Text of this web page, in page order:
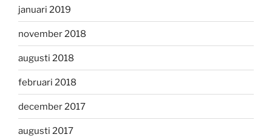
januari 2019
november 2018
augusti 2018
februari 2018
december 2017
augusti 2017